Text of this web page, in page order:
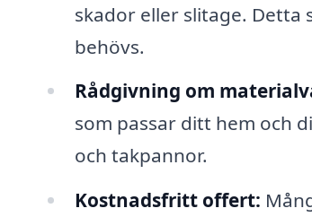
skador eller slitage.
behövs.
Rådgivning om
som passar ditt hem och
och takpannor.
Kostnadsfritt offert: